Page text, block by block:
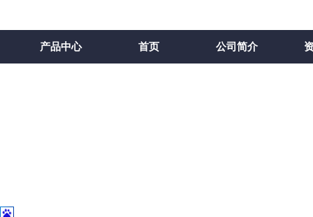
产品中心 首页 公司简介